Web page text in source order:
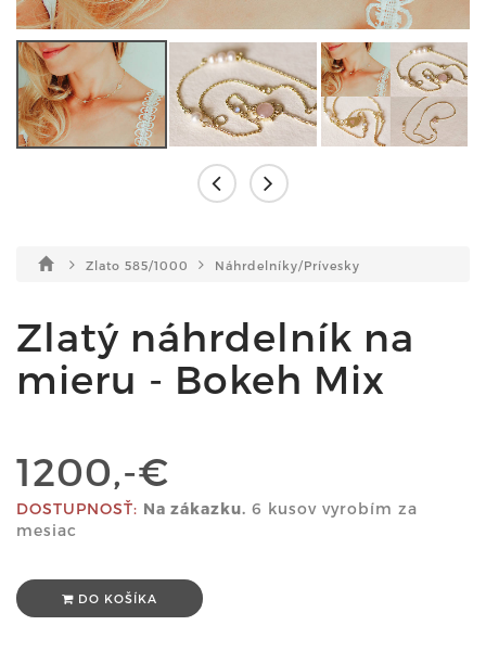
Zlato 585/1000 Náhrdelníky/Prívesky
Zlatý náhrdelník na
mieru - Bokeh Mix
1200,-€
DOSTUPNOSŤ: Na zákazku. 6 kusov vyrobím za
mesiac
DO KOŠÍKA